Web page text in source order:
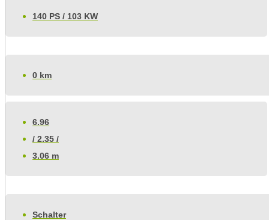
140 PS / 103 KW
0 km
6.96
/ 2.35 /
3.06 m
Schalter